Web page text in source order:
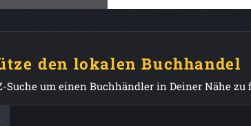
den lokalen Buchhandel
Suche um einen Buchhändler in Deiner Nähe zu